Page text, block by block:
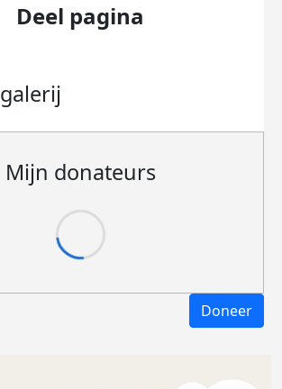
Deel pagina
galerij
Mijn donateurs
Doneer